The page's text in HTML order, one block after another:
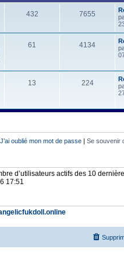
432 7655
61 4134
13 224
J’ai oublié mon mot de passe | Se souvenir
d’utilisateurs actifs des 10
17:51